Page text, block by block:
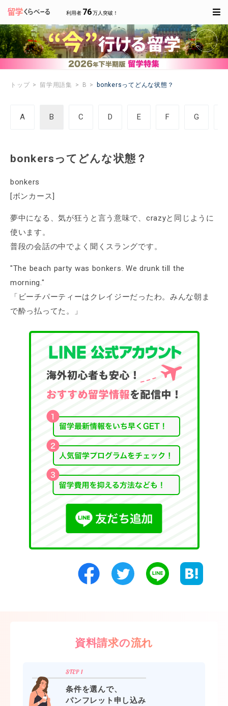
利用者 76万人突破！
トップ 留学用語集 B bonkersってどんな状態？
A B C D E F G
bonkersってどんな状態？
bonkers
[ボンカース]
夢中になる、気が狂うと言う意味で、crazyと同じように
使います。
普段の会話の中でよく聞くスラングです。
"The beach party was bonkers. We drunk till the
morning."
「ビーチパーティーはクレイジーだったわ。みんな朝ま
で酔っ払ってた。」
資料請求の流れ
条件を選んで、
パンフレット申し込み